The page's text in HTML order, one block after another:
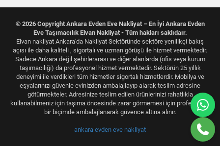
© 2026 Copyright Ankara Evden Eve Nakliyat – En İyi Ankara Evden
Eve Taşımacılık Elvan Nakliyat - Tüm hakları saklıdaır.
Elvan nakliyat Ankara'da Nakliyat Sektöründe sektöre yenilikçi bakış
açısı ile daha kaliteli , sigortalı ve uzman görüşü ile hizmet vermektedir.
Sadece Ankara değil şehirlerarası ve diğer alanlarda (ofis veya kurum
taşımacılığı) da profesyonel hizmet vermektedir. Sektörün 25 yıllık
deneyimi ile verdikleri tüm hizmetler sigortalı hizmetlerdir. Mobilya ve
eşyalarınızı güvenle evinizden ambalajlayıp alarak teslim adresine
götürmekteler. Adresinize teslim edilen ürünlerinizi rahatlıkla
kullanabilmeniz için taşıma öncesinde zarar görmemesi için profesyonel
bir biçimde ambalajlanarak güvence altına alınır.
ankara evden eve nakliyat